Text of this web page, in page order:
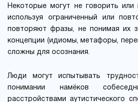
Некоторые могут не говорить или
используя ограниченный или
повторяют фразы, не понимая их
концепции (идиомы, метафоры,
сложны для осознания.
Люди могут испытывать
понимании намёков
расстройствами аутистического